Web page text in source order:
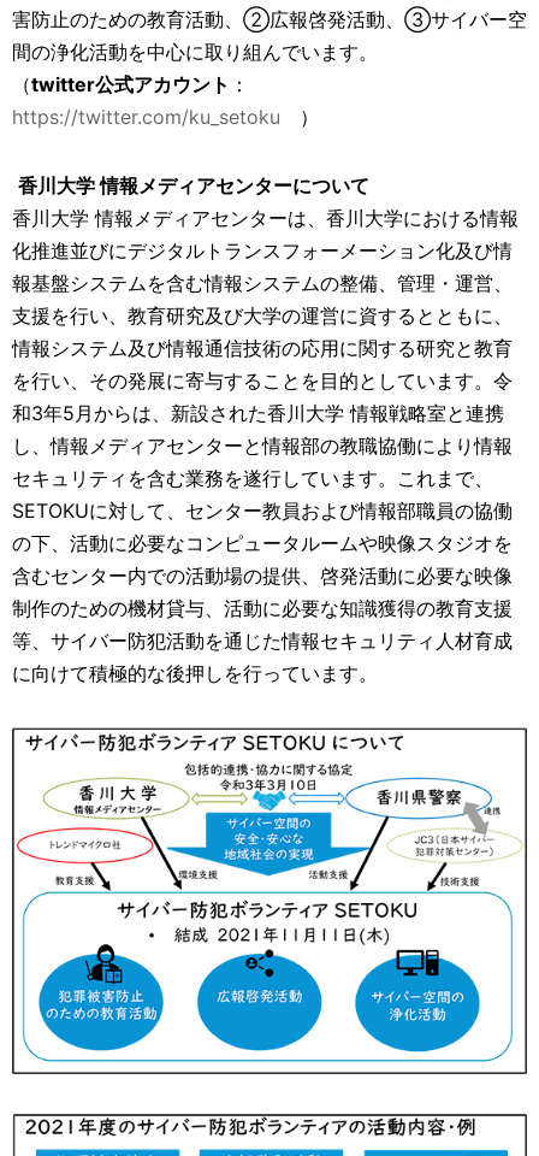
害防止のための教育活動、②広報啓発活動、③サイバー空
間の浄化活動を中心に取り組んでいます。
（twitter公式アカウント ：
https://twitter.com/ku_setoku ）
香川大学 情報メディアセンターについて
香川大学 情報メディアセンターは、香川大学における情報
化推進並びにデジタルトランスフォーメーション化及び情
報基盤システムを含む情報システムの整備、管理・運営、
支援を行い、教育研究及び大学の運営に資するとともに、
情報システム及び情報通信技術の応用に関する研究と教育
を行い、その発展に寄与することを目的としています。令
和3年5月からは、新設された香川大学 情報戦略室と連携
し、情報メディアセンターと情報部の教職協働により情報
セキュリティを含む業務を遂行しています。これまで、
SETOKUに対して、センター教員および情報部職員の協働
の下、活動に必要なコンピュータルームや映像スタジオを
含むセンター内での活動場の提供、啓発活動に必要な映像
制作のための機材貸与、活動に必要な知識獲得の教育支援
等、サイバー防犯活動を通じた情報セキュリティ人材育成
に向けて積極的な後押しを行っています。